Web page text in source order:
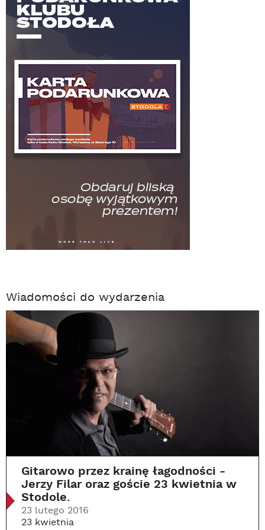
Wiadomości do wydarzenia
Gitarowo przez krainę łagodności -
Jerzy Filar oraz goście 23 kwietnia w
Stodole.
23 lutego 2016
23 kwietnia